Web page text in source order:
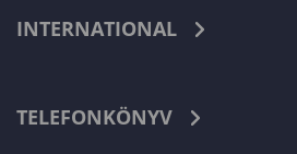
INTERNATIONAL
TELEFONKÖNYV